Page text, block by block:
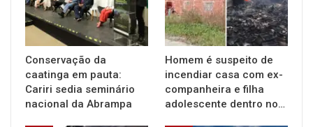
Conservação da
caatinga em pauta:
Cariri sedia seminário
nacional da Abrampa
Homem é suspeito de
incendiar casa com ex-
companheira e filha
adolescente dentro no…